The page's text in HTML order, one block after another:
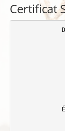
Certificat